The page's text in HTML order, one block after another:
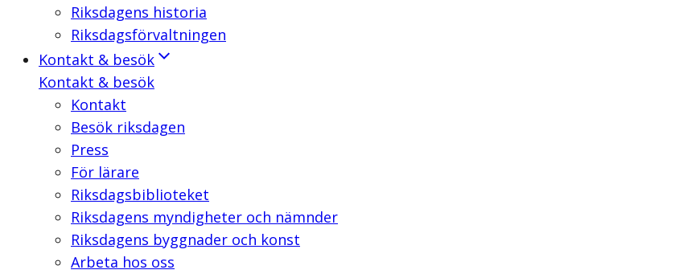
Riksdagens historia
Riksdagsförvaltningen
Kontakt & besök
Kontakt & besök
Kontakt
Besök riksdagen
Press
För lärare
Riksdagsbiblioteket
Riksdagens myndigheter och nämnder
Riksdagens byggnader och konst
Arbeta hos oss